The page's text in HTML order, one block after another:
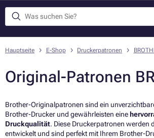
Hauptseite E-Shop Druckerpatronen
Original-Patronen
Brother-Originalpatronen sind ein
Brother-Drucker und gewährleisten eine
Druckqualität. Diese Druckerpatronen werden
entwickelt und sind perfekt mit Ihrem Brother-